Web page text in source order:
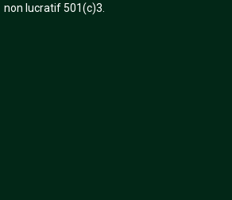
non lucratif 501(c)3.